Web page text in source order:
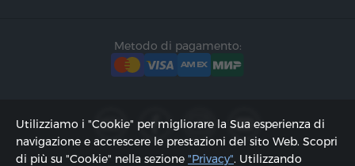
Metodo di pagamento:
Utilizziamo i "Cookie" per migliorare la Sua esperienza di
navigazione e accrescere le prestazioni del sito Web. Scopri
di più su "Cookie" nella sezione "Privacy". Utilizzando